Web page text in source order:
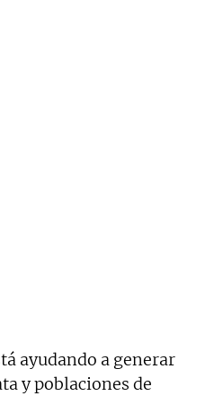
ayudando a generar
y poblaciones de